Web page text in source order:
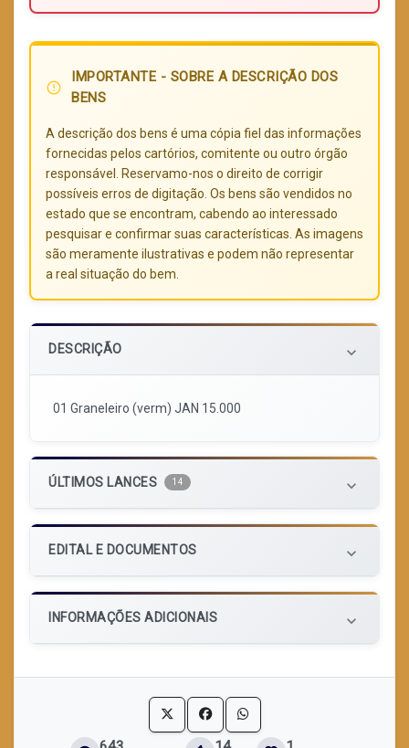
error_outline
IMPORTANTE - SOBRE A DESCRIÇÃO DOS
BENS
A descrição dos bens é uma cópia fiel das informações
fornecidas pelos cartórios, comitente ou outro órgão
responsável. Reservamo-nos o direito de corrigir
possíveis erros de digitação. Os bens são vendidos no
estado que se encontram, cabendo ao interessado
pesquisar e confirmar suas características. As imagens
são meramente ilustrativas e podem não representar
a real situação do bem.
DESCRIÇÃO keyboard_arrow_down
01 Graneleiro (verm) JAN 15.000
ÚLTIMOS LANCES 14 keyboard_arrow_down
EDITAL E DOCUMENTOS keyboard_arrow_down
INFORMAÇÕES ADICIONAIS keyboard_arrow_down